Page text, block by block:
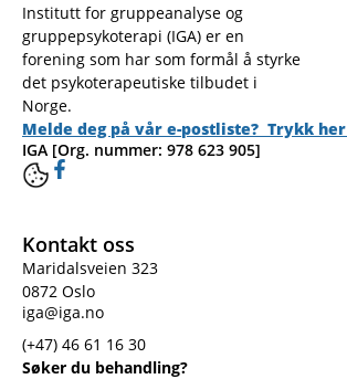
Institutt for gruppeanalyse og
gruppepsykoterapi (IGA) er en
forening som har som formål å styrke
det psykoterapeutiske tilbudet i
Norge.
Melde deg på vår e-postliste? Trykk her
IGA [Org. nummer: 978 623 905]
Kontakt oss
Maridalsveien 323
0872 Oslo
iga@iga.no
(+47) 46 61 16 30
Søker du behandling?